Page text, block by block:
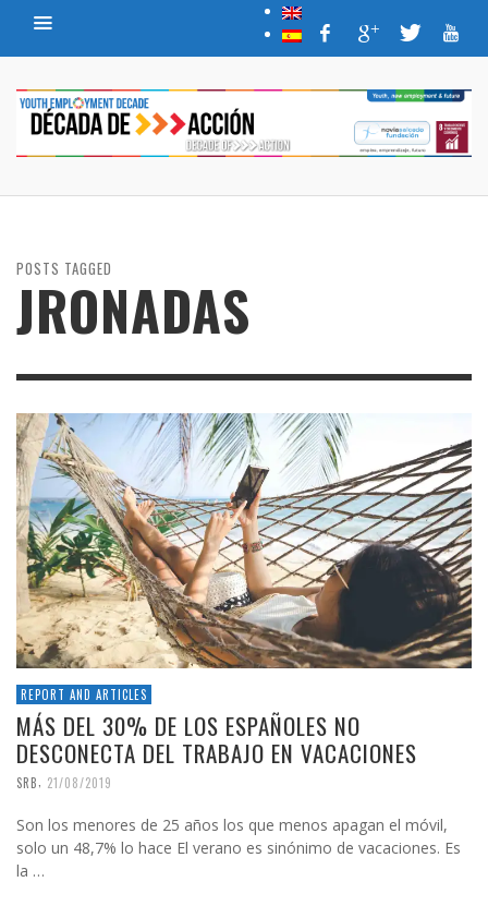
POSTS TAGGED
JRONADAS
REPORT AND ARTICLES
MÁS DEL 30% DE LOS ESPAÑOLES NO
DESCONECTA DEL TRABAJO EN VACACIONES
SRB, 21/08/2019
Son los menores de 25 años los que menos apagan el móvil,
solo un 48,7% lo hace El verano es sinónimo de vacaciones. Es
la …